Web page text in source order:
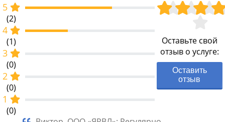
5
(2)
4
(1)
3
(0)
2
(0)
1
(0)
Оставьте свой
отзыв о услуге:
Оставить
отзыв